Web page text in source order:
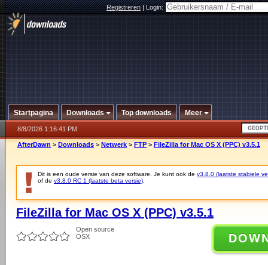
Registreren|Login:
Startpagina Downloads Top downloads Meer
8/8/2026 1:16:41 PM
AfterDawn > Downloads > Netwerk > FTP > FileZilla for Mac OS X (PPC) v3.5.1
Dit is een oude versie van deze software. Je kunt ook de v3.8.0 (laatste stabiele
of de v3.8.0 RC 1 (laatste beta versie)
FileZilla for Mac OS X (PPC) v3.5.1
Open source
OSX